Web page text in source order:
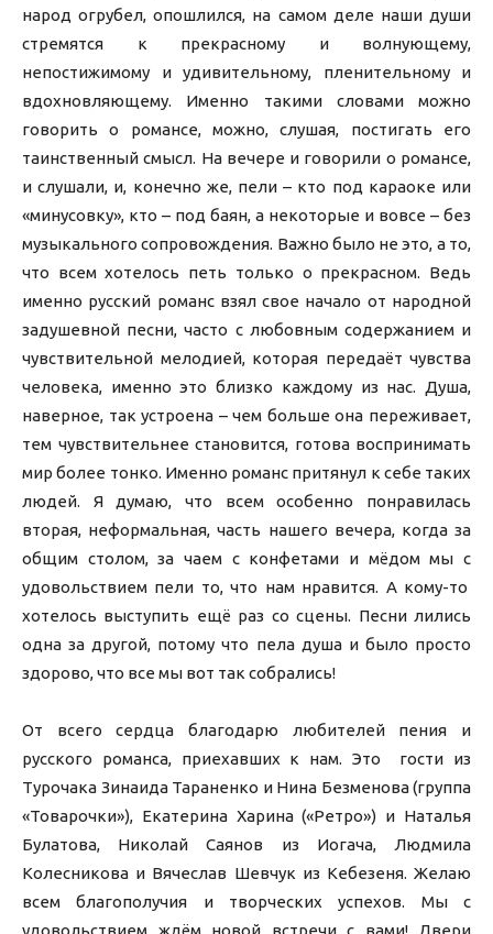
народ огрубел, опошлился, на самом деле наши души
стремятся к прекрасному и волнующему,
непостижимому и удивительному, пленительному и
вдохновляющему. Именно такими словами можно
говорить о романсе, можно, слушая, постигать его
таинственный смысл. На вечере и говорили о романсе,
и слушали, и, конечно же, пели – кто под караоке или
«минусовку», кто – под баян, а некоторые и вовсе – без
музыкального сопровождения. Важно было не это, а то,
что всем хотелось петь только о прекрасном. Ведь
именно русский романс взял свое начало от народной
задушевной песни, часто с любовным содержанием и
чувствительной мелодией, которая передаёт чувства
человека, именно это близко каждому из нас. Душа,
наверное, так устроена – чем больше она переживает,
тем чувствительнее становится, готова воспринимать
мир более тонко. Именно романс притянул к себе таких
людей. Я думаю, что всем особенно понравилась
вторая, неформальная, часть нашего вечера, когда за
общим столом, за чаем с конфетами и мёдом мы с
удовольствием пели то, что нам нравится. А кому-то
хотелось выступить ещё раз со сцены. Песни лились
одна за другой, потому что пела душа и было просто
здорово, что все мы вот так собрались!
От всего сердца благодарю любителей пения и
русского романса, приехавших к нам. Это гости из
Турочака Зинаида Тараненко и Нина Безменова (группа
«Товарочки»), Екатерина Харина («Ретро») и Наталья
Булатова, Николай Саянов из Иогача, Людмила
Колесникова и Вячеслав Шевчук из Кебезеня. Желаю
всем благополучия и творческих успехов. Мы с